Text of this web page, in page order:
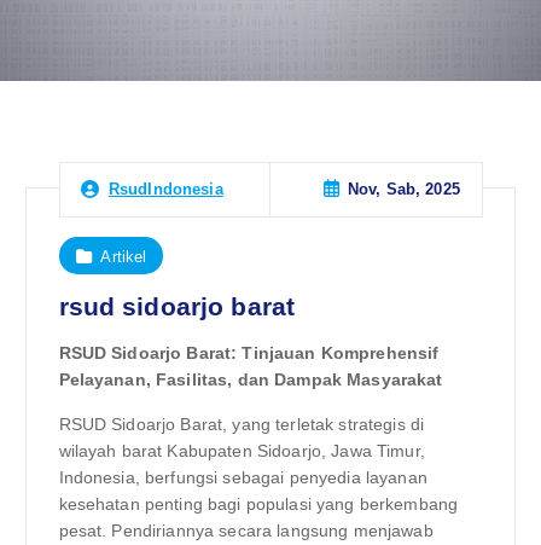
RsudIndonesia Nov, Sab, 2025
Artikel
rsud sidoarjo barat
RSUD Sidoarjo Barat: Tinjauan Komprehensif
Pelayanan, Fasilitas, dan Dampak Masyarakat
RSUD Sidoarjo Barat, yang terletak strategis di
wilayah barat Kabupaten Sidoarjo, Jawa Timur,
Indonesia, berfungsi sebagai penyedia layanan
kesehatan penting bagi populasi yang berkembang
pesat. Pendiriannya secara langsung menjawab